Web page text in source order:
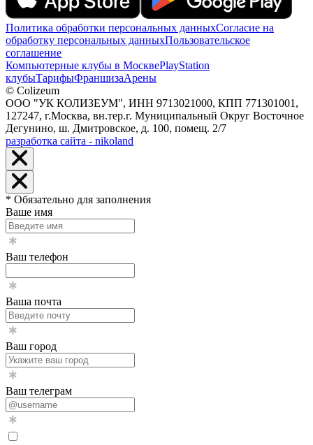
Политика обработки персональных данныхСогласие на
обработку персональных данныхПользовательское
соглашение
Компьютерные клубы в МосквеPlayStation
клубыТарифыФраншизаАрены
© Colizeum
ООО "УК КОЛИЗЕУМ", ИНН 9713021000, КПП 771301001,
127247, г.Москва, вн.тер.г. Муниципальный Округ Восточное
Дегунино, ш. Дмитровское, д. 100, помещ. 2/7
разработка сайта - nikoland
* Обязательно для заполнения
Ваше имя
Ваш телефон
Ваша почта
Ваш город
Ваш телеграм